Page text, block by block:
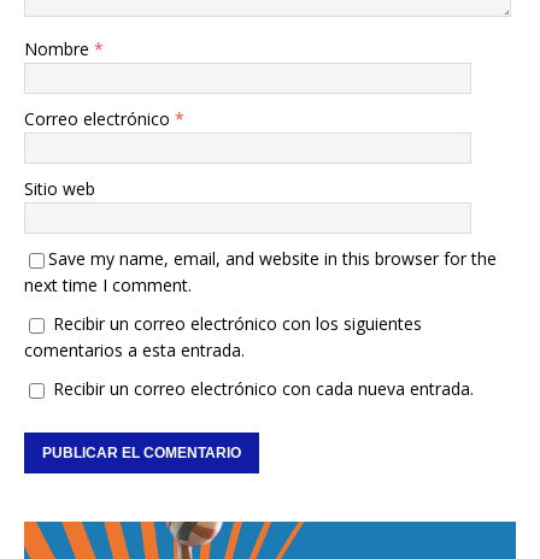
Nombre *
Correo electrónico *
Sitio web
Save my name, email, and website in this browser for the
next time I comment.
Recibir un correo electrónico con los siguientes
comentarios a esta entrada.
Recibir un correo electrónico con cada nueva entrada.